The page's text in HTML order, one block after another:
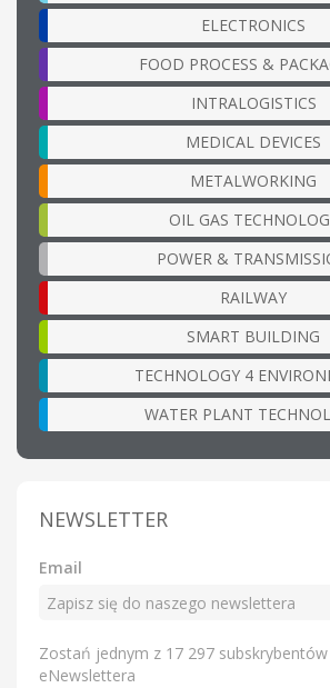
ELECTRONICS
FOOD PROCESS &
INTRALOGISTICS
MEDICAL DEVICES
METALWORKING
OIL GAS
POWER &
RAILWAY
SMART BUILDING
TECHNOLOGY 4
WATER PLANT
NEWSLETTER
Email
Zostań jednym z 17 297
eNewslettera